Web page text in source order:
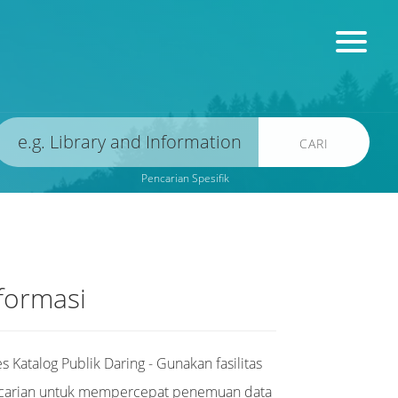
CARI
Pencarian Spesifik
Katalog Publik Daring - Gunakan fasilitas
untuk mempercepat penemuan data